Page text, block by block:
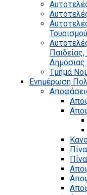
Δημόσιας
Τμήμα
Ενημέρωση